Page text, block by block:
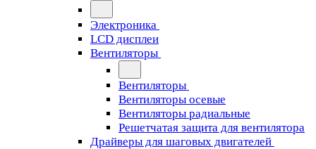
Электроника
LCD дисплеи
Вентиляторы
Вентиляторы
Вентиляторы осевые
Вентиляторы радиальные
Решетчатая защита для вентилятора
Драйверы для шаговых двигателей